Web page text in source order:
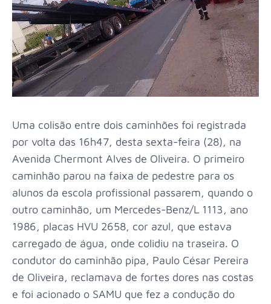
Uma colisão entre dois caminhões foi registrada
por volta das 16h47, desta sexta-feira (28), na
Avenida Chermont Alves de Oliveira. O primeiro
caminhão parou na faixa de pedestre para os
alunos da escola profissional passarem, quando o
outro caminhão, um Mercedes-Benz/L 1113, ano
1986, placas HVU 2658, cor azul, que estava
carregado de água, onde colidiu na traseira. O
condutor do caminhão pipa, Paulo César Pereira
de Oliveira, reclamava de fortes dores nas costas
e foi acionado o SAMU que fez a condução do